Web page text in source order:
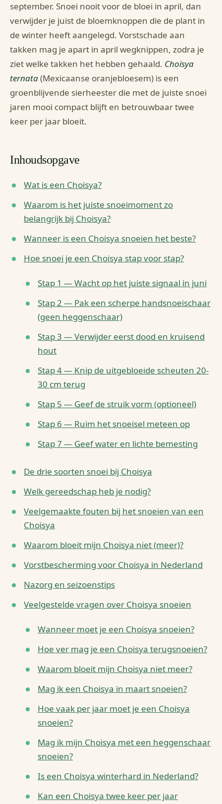
september. Snoei nooit voor de bloei in april, dan
verwijder je juist de bloemknoppen die de plant in
de winter heeft aangelegd. Vorstschade aan
takken mag je apart in april wegknippen, zodra je
ziet welke takken het hebben gehaald. Choisya
ternata(Mexicaanse oranjebloesem) is een
groenblijvende sierheester die met de juiste snoei
jaren mooi compact blijft en betrouwbaar twee
keer per jaar bloeit.
Inhoudsopgave
Wat is een Choisya?
Waarom is het juiste snoeimoment zo
belangrijk bij Choisya?
Wanneer is een Choisya snoeien het beste?
Hoe snoei je een Choisya stap voor stap?
Stap 1 — Wacht op het juiste signaal in juni
Stap 2 — Pak een scherpe handsnoeischaar
(geen heggenschaar)
Stap 3 — Verwijder eerst dood en kruisend
hout
Stap 4 — Knip de uitgebloeide scheuten 20-
30 cm terug
Stap 5 — Geef de struik vorm (optioneel)
Stap 6 — Ruim het snoeisel meteen op
Stap 7 — Geef water en lichte bemesting
De drie soorten snoei bij Choisya
Welk gereedschap heb je nodig?
Veelgemaakte fouten bij het snoeien van een
Choisya
Waarom bloeit mijn Choisya niet (meer)?
Vorstbescherming voor Choisya in Nederland
Nazorg en seizoenstips
Veelgestelde vragen over Choisya snoeien
Wanneer moet je een Choisya snoeien?
Hoe ver mag je een Choisya terugsnoeien?
Waarom bloeit mijn Choisya niet meer?
Mag ik een Choisya in maart snoeien?
Hoe vaak per jaar moet je een Choisya
snoeien?
Mag ik mijn Choisya met een heggenschaar
snoeien?
Is een Choisya winterhard in Nederland?
Kan een Choisya twee keer per jaar